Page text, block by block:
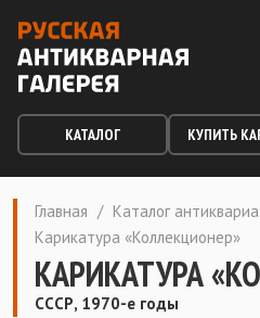
КАТАЛОГ КУПИТЬ
Главная / Каталог
Карикатура «Коллекционер»
КАРИКАТУРА
СССР, 1970-е годы